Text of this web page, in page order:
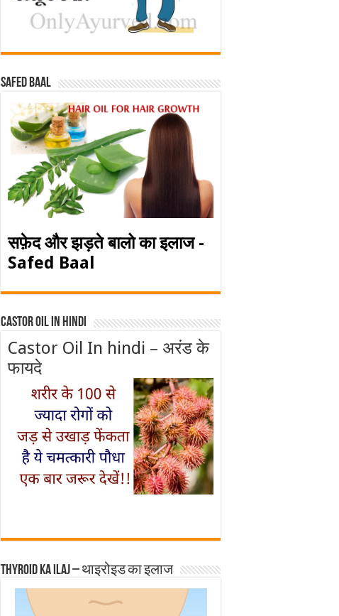
Safed baal
सफ़ेद और झड़ते बालो का इलाज -
Safed Baal
Castor Oil In Hindi
Castor Oil In hindi – अरंड के
फायदे
Thyroid ka ilaj – थाइरोइड का इलाज